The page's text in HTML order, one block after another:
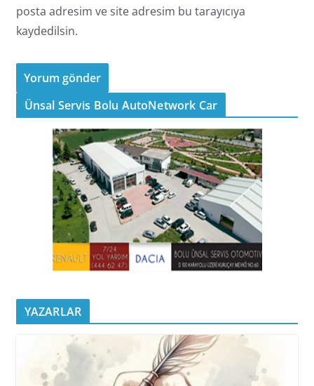
posta adresim ve site adresim bu tarayıcıya
kaydedilsin.
Ünsal Servis Bolu AutoNetwork Car
YAZARLAR